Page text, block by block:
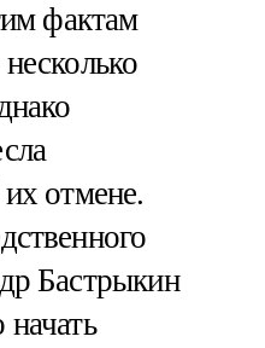
фактам
отмене.
Бастрыкин